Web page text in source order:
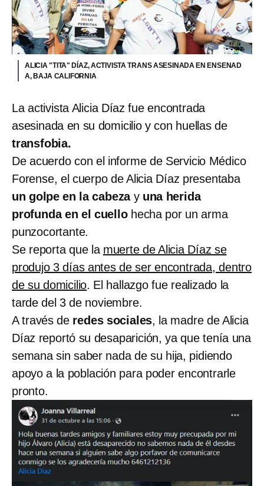
ALICIA "TITA" DÍAZ, ACTIVISTA TRANS ASESINADA EN ENSENAD
A, BAJA CALIFORNIA
La activista Alicia Díaz fue encontrada
asesinada en su domicilio y con huellas de
transfobia.
De acuerdo con el informe de Servicio Médico
Forense, el cuerpo de Alicia Díaz presentaba
un golpe en la cabezay una herida
profunda en el cuellohecha por un arma
punzocortante.
Se reporta que la muerte de Alicia Díaz se
produjo 3 días antes de ser encontrada, dentro
de su domicilio. El hallazgo fue realizado la
tarde del 3 de noviembre.
A través de redes sociales, la madre de Alicia
Díaz reportó su desaparición, ya que tenía una
semana sin saber nada de su hija, pidiendo
apoyo a la población para poder encontrarle
pronto.